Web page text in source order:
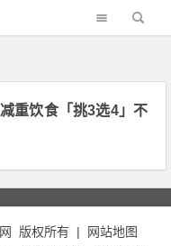
重饮食「挑3选4」不
版权所有 |
网站地图